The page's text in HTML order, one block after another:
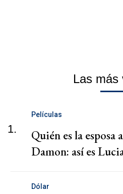
Las más
1.
Películas
Quién es la
Damon: así es
Dólar